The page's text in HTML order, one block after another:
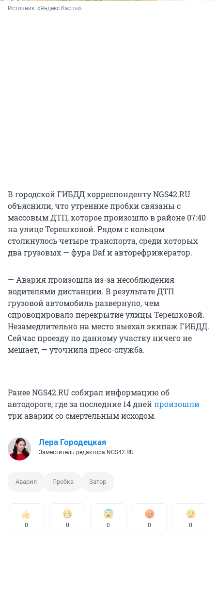
Источник: «Яндекс.Карты»
В городской ГИБДД корреспонденту NGS42.RU
объяснили, что утренние пробки связаны с
массовым ДТП, которое произошло в районе 07:40
на улице Терешковой. Рядом с кольцом
столкнулось четыре транспорта, среди которых
два грузовых — фура Daf и авторефрижератор.
— Авария произошла из-за несоблюдения
водителями дистанции. В результате ДТП
грузовой автомобиль развернуло, чем
спровоцировало перекрытие улицы Терешковой.
Незамедлительно на место выехал экипаж ГИБДД.
Сейчас проезду по данному участку ничего не
мешает, — уточнила пресс-служба.
Ранее NGS42.RU собирал информацию об
автодороге, где за последние 14 днейпроизошли
три аварии со смертельным исходом.
Лера Городецкая
Заместитель редактора NGS42.RU
Авария Пробка Затор
0 0 0 0 0